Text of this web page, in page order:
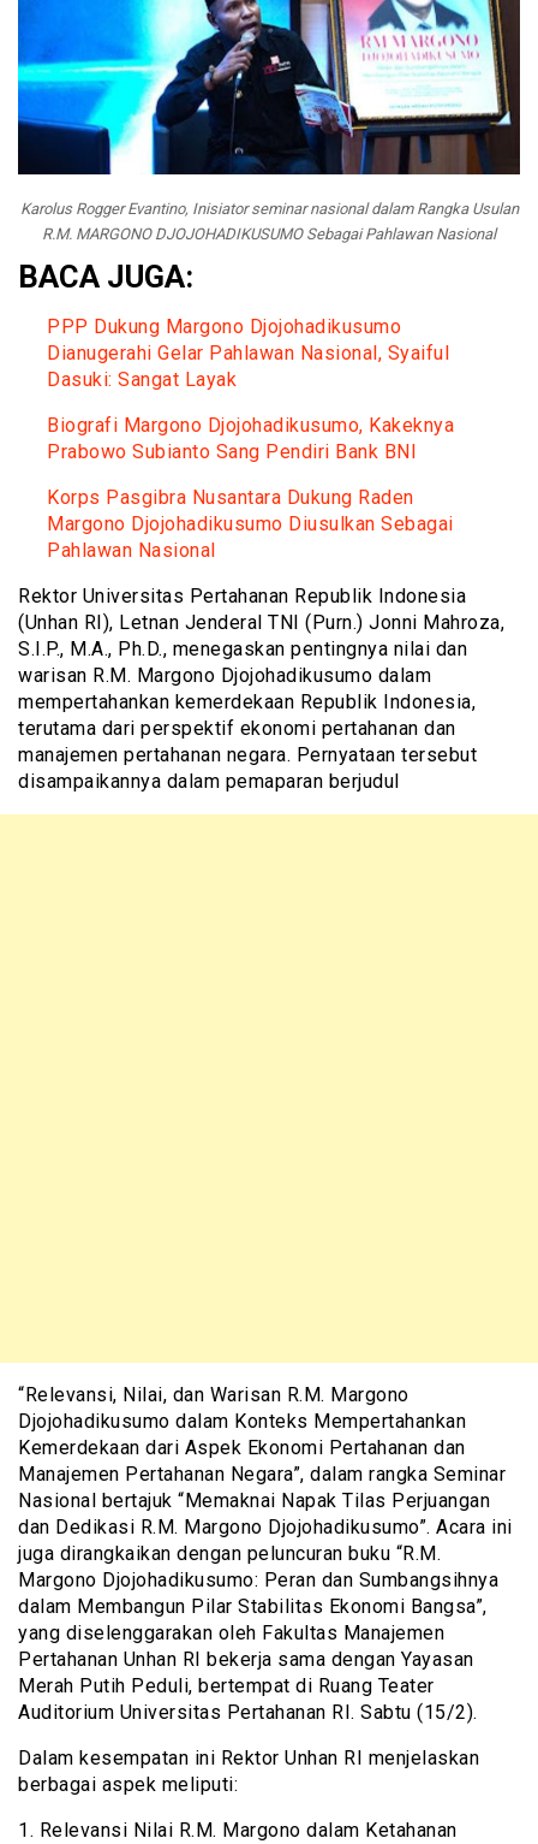
Karolus Rogger Evantino, Inisiator seminar nasional dalam Rangka Usulan
R.M. MARGONO DJOJOHADIKUSUMO Sebagai Pahlawan Nasional
BACA JUGA:
PPP Dukung Margono Djojohadikusumo
Dianugerahi Gelar Pahlawan Nasional, Syaiful
Dasuki: Sangat Layak
Biografi Margono Djojohadikusumo, Kakeknya
Prabowo Subianto Sang Pendiri Bank BNI
Korps Pasgibra Nusantara Dukung Raden
Margono Djojohadikusumo Diusulkan Sebagai
Pahlawan Nasional
Rektor Universitas Pertahanan Republik Indonesia
(Unhan RI), Letnan Jenderal TNI (Purn.) Jonni Mahroza,
S.I.P., M.A., Ph.D., menegaskan pentingnya nilai dan
warisan R.M. Margono Djojohadikusumo dalam
mempertahankan kemerdekaan Republik Indonesia,
terutama dari perspektif ekonomi pertahanan dan
manajemen pertahanan negara. Pernyataan tersebut
disampaikannya dalam pemaparan berjudul
“Relevansi, Nilai, dan Warisan R.M. Margono
Djojohadikusumo dalam Konteks Mempertahankan
Kemerdekaan dari Aspek Ekonomi Pertahanan dan
Manajemen Pertahanan Negara”, dalam rangka Seminar
Nasional bertajuk “Memaknai Napak Tilas Perjuangan
dan Dedikasi R.M. Margono Djojohadikusumo”. Acara ini
juga dirangkaikan dengan peluncuran buku “R.M.
Margono Djojohadikusumo: Peran dan Sumbangsihnya
dalam Membangun Pilar Stabilitas Ekonomi Bangsa”,
yang diselenggarakan oleh Fakultas Manajemen
Pertahanan Unhan RI bekerja sama dengan Yayasan
Merah Putih Peduli, bertempat di Ruang Teater
Auditorium Universitas Pertahanan RI. Sabtu (15/2).
Dalam kesempatan ini Rektor Unhan RI menjelaskan
berbagai aspek meliputi:
1. Relevansi Nilai R.M. Margono dalam Ketahanan